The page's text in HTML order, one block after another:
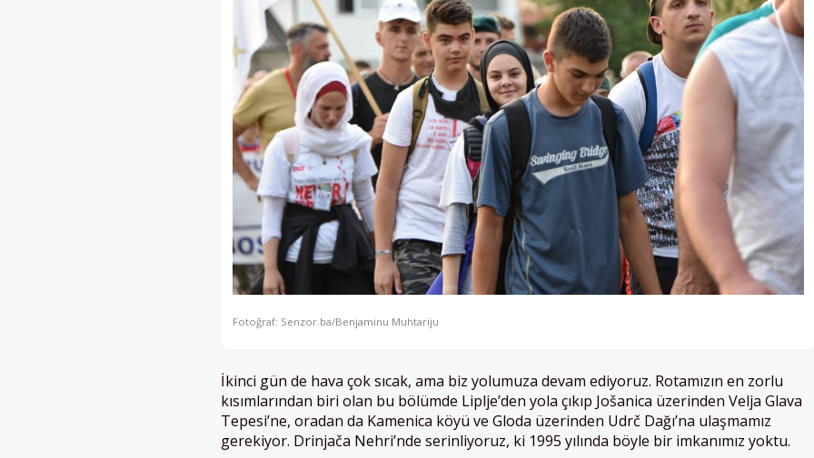
Fotoğraf: Senzor.ba/Benjaminu Muhtariju
İkinci gün de hava çok sıcak, ama biz yolumuza devam ediyoruz. Rotamızın en zorlu
kısımlarından biri olan bu bölümde Liplje’den yola çıkıp Jošanica üzerinden Velja Glava
Tepesi’ne, oradan da Kamenica köyü ve Gloda üzerinden Udrč Dağı’na ulaşmamız
gerekiyor. Drinjača Nehri’nde serinliyoruz, ki 1995 yılında böyle bir imkanımız yoktu.